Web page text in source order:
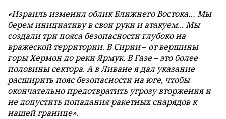
«Израиль изменил облик Ближнего Востока… Мы
берем инициативу в свои руки и атакуем... Мы
создали три пояса безопасности глубоко на
вражеской территории. В Сирии– от вершины
горы Хермон до реки Ярмук. В Газе– это более
половины сектора. А в Ливане я дал указание
расширить пояс безопасности на юге, чтобы
окончательно предотвратить угрозу вторжения и
не допустить попадания ракетных снарядов к
нашей границе».